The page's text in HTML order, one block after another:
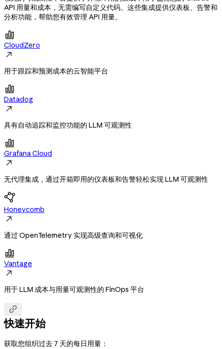
API 用量和成本，无需编写自定义代码。这些集成提供仪表板、告警和
分析功能，帮助您有效管理 API 用量。

CloudZero

用于跟踪和预测成本的云智能平台

Datadog

具有自动追踪和监控功能的 LLM 可观测性

Grafana Cloud

无代理集成，通过开箱即用的仪表板和告警轻松实现 LLM 可观测性
Honeycomb

通过 OpenTelemetry 实现高级查询和可视化

Vantage

用于 LLM 成本与用量可观测性的 FinOps 平台

快速开始
获取您组织过去 7 天的每日用量：